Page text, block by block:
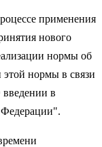
применения
нового
нормы об
этой нормы в связи
в
Федерации".